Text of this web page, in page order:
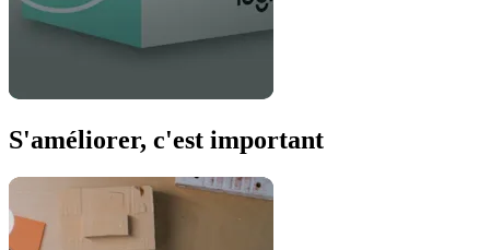
S'améliorer, c'est important